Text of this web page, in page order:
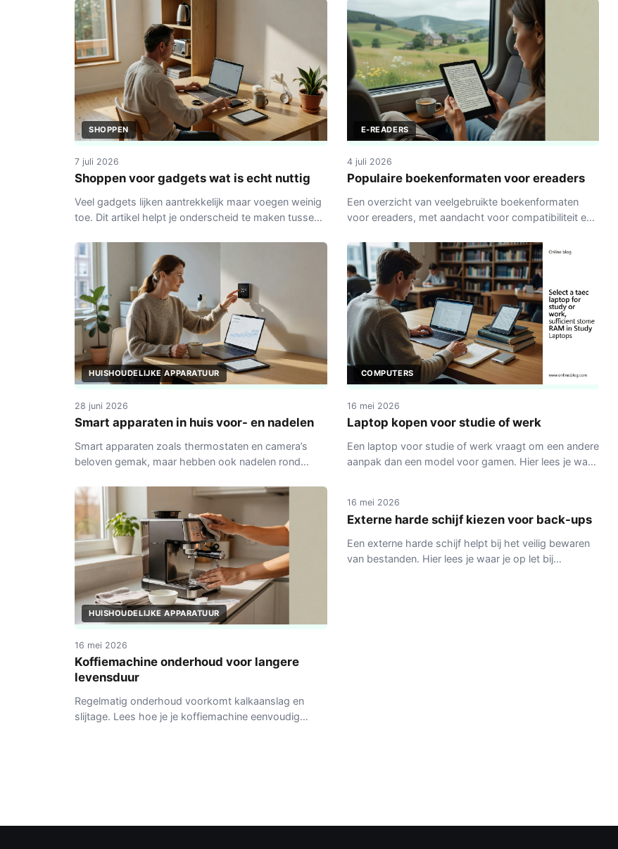
SHOPPEN
7 juli 2026
Shoppen voor gadgets wat is echt nuttig
Veel gadgets lijken aantrekkelijk maar voegen weinig
toe. Dit artikel helpt je onderscheid te maken tussen
E-READERS
4 juli 2026
Populaire boekenformaten voor ereaders
Een overzicht van veelgebruikte boekenformaten
voor ereaders, met aandacht voor compatibiliteit en
HUISHOUDELIJKE APPARATUUR
28 juni 2026
Smart apparaten in huis voor- en nadelen
Smart apparaten zoals thermostaten en camera’s
beloven gemak, maar hebben ook nadelen rond
voor Nederlandse huishoudens.
COMPUTERS
16 mei 2026
Laptop kopen voor studie of werk
Een laptop voor studie of werk vraagt om een andere
aanpak dan een model voor gamen. Hier lees je waar
HUISHOUDELIJKE APPARATUUR
16 mei 2026
Koffiemachine onderhoud voor langere
levensduur
Regelmatig onderhoud voorkomt kalkaanslag en
slijtage. Lees hoe je je koffiemachine eenvoudig
COMPUTERS
16 mei 2026
Externe harde schijf kiezen voor back-ups
Een externe harde schijf helpt bij het veilig bewaren
van bestanden. Hier lees je waar je op let bij